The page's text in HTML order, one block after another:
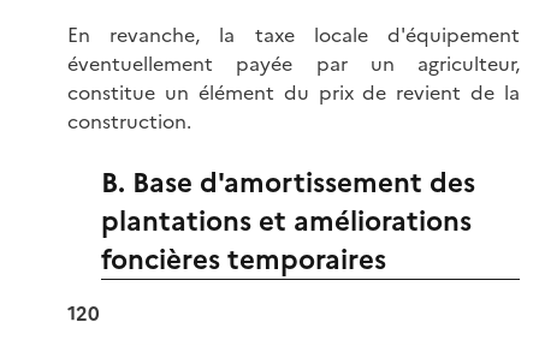
En revanche, la taxe locale d'équipement
éventuellement payée par un agriculteur,
constitue un élément du prix de revient de la
construction.
B. Base d'amortissement des
plantations et améliorations
foncières temporaires
120